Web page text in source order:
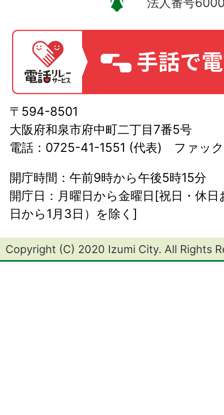
〒594-8501
大阪府和泉市府中町二丁目7番5号
電話：0725-41-1551 (代表) ファッ
開庁時間：午前9時から午後5時15分
開庁日：月曜日から金曜日[祝日・休
日から1月3日）を除く]
Copyright (C) 2020 Izumi City. All Rights